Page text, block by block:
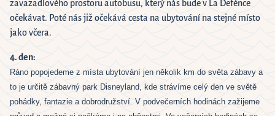
zavazadlového prostoru autobusu, který nás bude v La Defénce
očekávat. Poté nás již očekává cesta na ubytování na stejné místo
jako včera.
4. den:
Ráno popojedeme z místa ubytování jen několik km do světa zábavy a
to je určitě zábavný park Disneyland, kde strávíme celý den ve světě
pohádky, fantazie a dobrodružství. V podvečerních hodinách zažijeme